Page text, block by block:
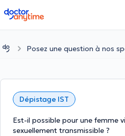
doctoranytime
Posez une question à nos
Dépistage IST
Est-il possible pour une femme
sexuellement transmissible ?